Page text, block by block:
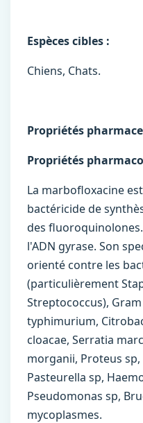
Espèces cibles :
Chiens, Chats.
Propriétés
Propriétés
La marbofloxacine
bactéricide de
des
l'ADN gyrase. Son
orienté contre les
(particulièrement
Streptococcus),
typhimurium,
cloacae, Serratia
morganii, Proteus sp,
Pasteurella sp,
Pseudomonas sp,
mycoplasmes.